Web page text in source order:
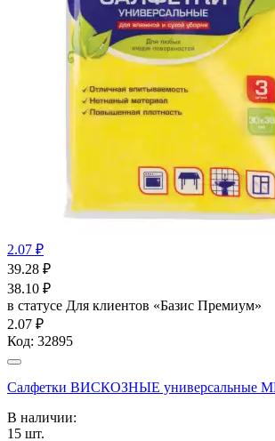
2.07 ₽
39.28 ₽
38.10 ₽
в статусе Для клиентов «Базис Премиум»
2.07 ₽
Код: 32895
Салфетки ВИСКОЗНЫЕ универсальные
В наличии:
15 шт.